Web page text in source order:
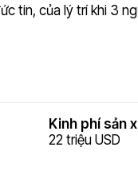
tin, của lý trí khi 3
Kinh phí sản
22 triệu USD